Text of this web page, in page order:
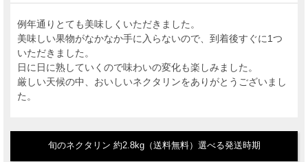
例年通りとても美味しくいただきました。
美味しい果物がなかなか手に入らないので、到着後すぐに1つ
いただきました。
日に日に熟していくので味わいの変化も楽しみました。
厳しい天候の中、おいしいネクタリンをありがとうございまし
た。
旬のネクタリン 約2.8kg（送料無料）選べる発送時期